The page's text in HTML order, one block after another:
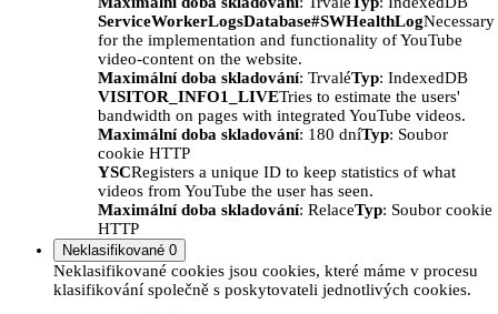
ServiceWorkerLogsDatabase#SWHealthLogNecessary
for the implementation and functionality of YouTube
video-content on the website.
Maximální doba skladování: TrvaléTyp: IndexedDB
VISITOR_INFO1_LIVETries to estimate the users'
bandwidth on pages with integrated YouTube videos.
Maximální doba skladování: 180 dníTyp: Soubor
cookie HTTP
YSCRegisters a unique ID to keep statistics of what
videos from YouTube the user has seen.
Maximální doba skladování: RelaceTyp: Soubor cookie
HTTP
Neklasifikované 0
Neklasifikované cookies jsou cookies, které máme v procesu
klasifikování společně s poskytovateli jednotlivých cookies.